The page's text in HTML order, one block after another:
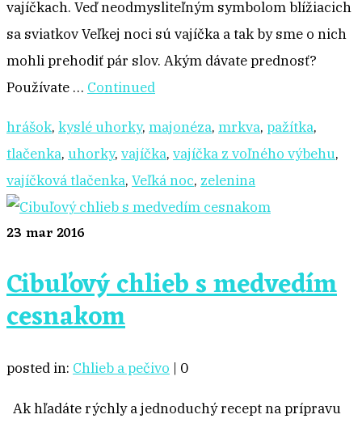
vajíčkach. Veď neodmysliteľným symbolom blížiacich
sa sviatkov Veľkej noci sú vajíčka a tak by sme o nich
mohli prehodiť pár slov. Akým dávate prednosť?
Používate … Continued
hrášok, kyslé uhorky, majonéza, mrkva, pažítka,
tlačenka, uhorky, vajíčka, vajíčka z voľného výbehu,
vajíčková tlačenka, Veľká noc, zelenina
23 mar 2016
Cibuľový chlieb s medvedím
cesnakom
posted in: Chlieb a pečivo | 0
Ak hľadáte rýchly a jednoduchý recept na prípravu